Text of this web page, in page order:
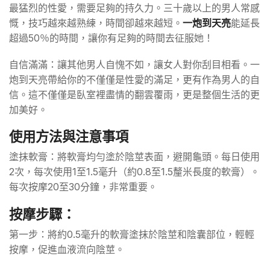
最猛烈的性愛，需要足夠的持久力。三十歲以上的男人常感
慨，技巧越來越熟練，時間卻越來越短。 一炮到天亮能延長
超過50％的時間，讓你有足夠的時間去征服她！
自信滿滿：讓其他男人自愧不如，讓女人對你刮目相看。一
炮到天亮帶給你的不僅僅是性愛的滿足，更有作為男人的自
信。這不僅僅是臥室裡盡情的翻雲覆雨，更是整個生活的更
加美好。
使用方法與注意事項
塗抹軟膏：將軟膏均勻塗於陰莖表面，避開龜頭。每日使用
2次，每次使用1至1.5毫升（約0.8至1.5釐米長度的軟膏）。
每次按摩20至30分鐘，非常重要。
按摩步驟：
第一步：將約0.5毫升的軟膏塗抹於陰莖和陰囊部位，輕輕
按摩，促進血液流向陰莖。